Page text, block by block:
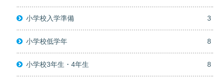
小学校入学準備 3
小学校低学年 8
小学校3年生・4年生 8